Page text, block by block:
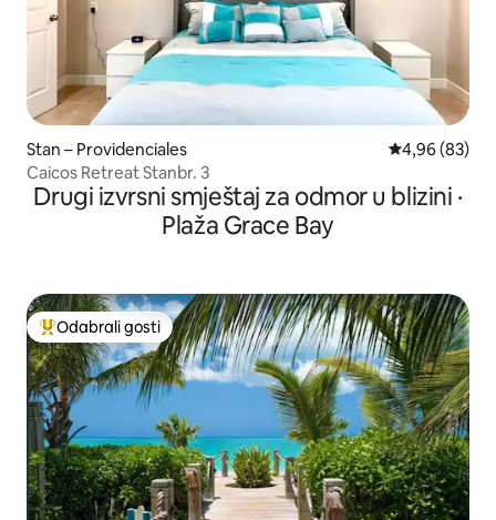
Stan – Providenciales Prosječna
4,96 (83)
Caicos Retreat Stanbr. 3
Drugi izvrsni smještaj za odmor u blizini ·
Plaža Grace Bay
Među najviše rangiranima s oznakom „Odabrali gosti”
Odabrali gosti